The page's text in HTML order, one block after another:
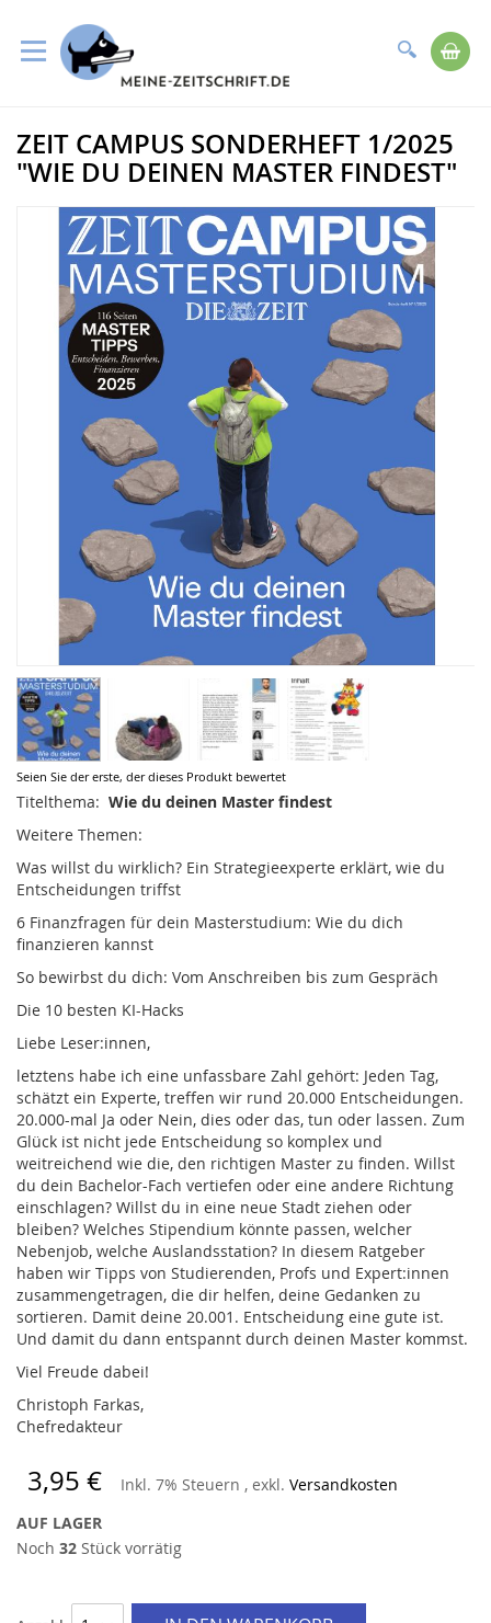
Suche
zum
Inhalt
Seien Sie der erste, der dieses Produkt bewertet
Titelthema: Wie du deinen Master findest
Weitere Themen:
Was willst du wirklich? Ein Strategieexperte erklärt, wie du
Entscheidungen triffst
6 Finanzfragen für dein Masterstudium: Wie du dich
finanzieren kannst
So bewirbst du dich: Vom Anschreiben bis zum Gespräch
Die 10 besten KI-Hacks
Liebe Leser:innen,
letztens habe ich eine unfassbare Zahl gehört: Jeden Tag,
schätzt ein Experte, treffen wir rund 20.000 Entscheidungen.
20.000-mal Ja oder Nein, dies oder das, tun oder lassen. Zum
Glück ist nicht jede Entscheidung so komplex und
weitreichend wie die, den richtigen Master zu finden. Willst
du dein Bachelor-Fach vertiefen oder eine andere Richtung
einschlagen? Willst du in eine neue Stadt ziehen oder
bleiben? Welches Stipendium könnte passen, welcher
Nebenjob, welche Auslandsstation? In diesem Ratgeber
haben wir Tipps von Studierenden, Profs und Expert:innen
zusammengetragen, die dir helfen, deine Gedanken zu
sortieren. Damit deine 20.001. Entscheidung eine gute ist.
Und damit du dann entspannt durch deinen Master kommst.
Viel Freude dabei!
Christoph Farkas,
Chefredakteur
3,95 € Inkl. 7% Steuern , exkl. Versandkosten
AUF LAGER
Noch 32 Stück vorrätig
Zum
Ende
der
Bildergalerie
springen
ZEIT CAMPUS SONDERHEFT 1/2025
"WIE DU DEINEN MASTER FINDEST"
Zum
Anfang
Bildergalerie
springen